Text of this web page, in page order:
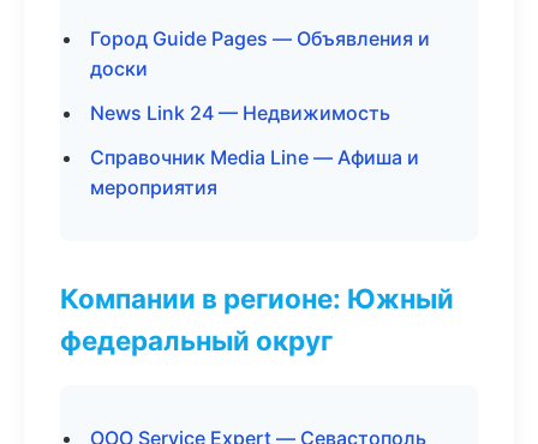
Город Guide Pages — Объявления и
доски
News Link 24 — Недвижимость
Справочник Media Line — Афиша и
мероприятия
Компании в регионе: Южный
федеральный округ
ООО Service Expert — Севастополь